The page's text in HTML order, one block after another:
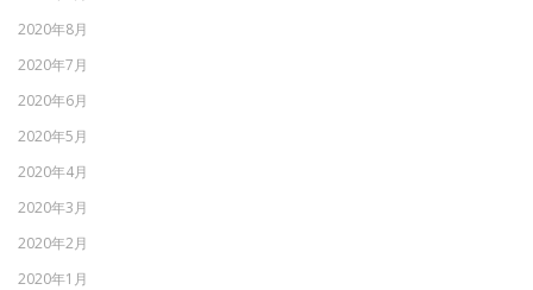
2020年8月
2020年7月
2020年6月
2020年5月
2020年4月
2020年3月
2020年2月
2020年1月